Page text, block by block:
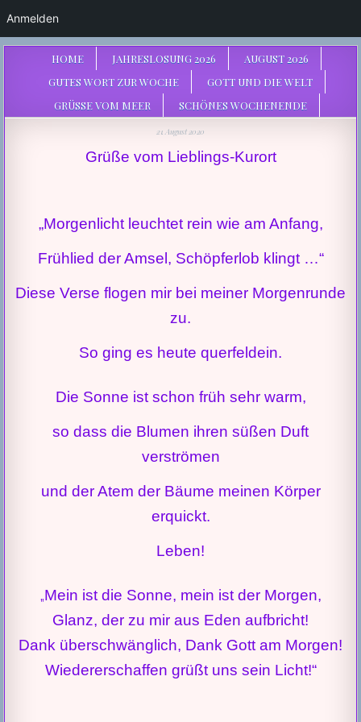
HOME JAHRESLOSUNG 2026
AUGUST 2026
GUTES WORT ZUR WOCHE
GOTT UND DIE WELT
GRÜSSE VOM MEER
SCHÖNES WOCHENENDE
21. August 2020
Grüße vom Lieblings-Kurort
„Morgenlicht leuchtet rein wie am Anfang,
Frühlied der Amsel, Schöpferlob klingt …“
Diese Verse flogen mir bei meiner Morgenrunde
zu.
So ging es heute querfeldein.
Die Sonne ist schon früh sehr warm,
so dass die Blumen ihren süßen Duft
verströmen
und der Atem der Bäume meinen Körper
erquickt.
Leben!
„Mein ist die Sonne, mein ist der Morgen,
Glanz, der zu mir aus Eden aufbricht!
Dank überschwänglich, Dank Gott am Morgen!
Wiedererschaffen grüßt uns sein Licht!“
Anmelden